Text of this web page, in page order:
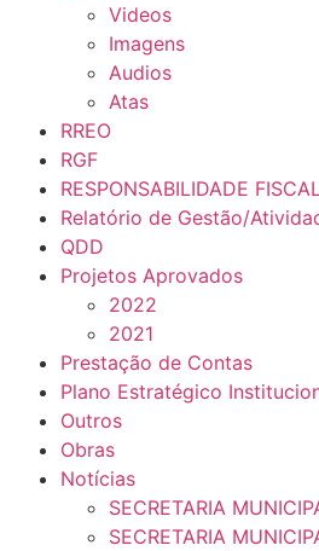
Videos
Imagens
Audios
Atas
RREO
RGF
RESPONSABILIDADE FISCAL
Relatório de Gestão/
QDD
Projetos Aprovados
2022
2021
Prestação de Contas
Plano Estratégico
Outros
Obras
Notícias
SECRETARIA
SECRETARIA